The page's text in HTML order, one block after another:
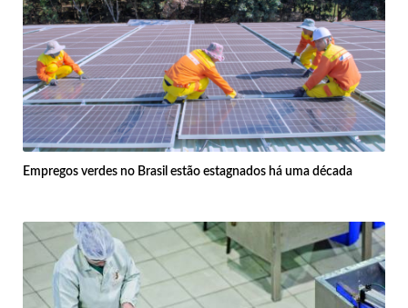
Empregos verdes no Brasil estão estagnados há uma década